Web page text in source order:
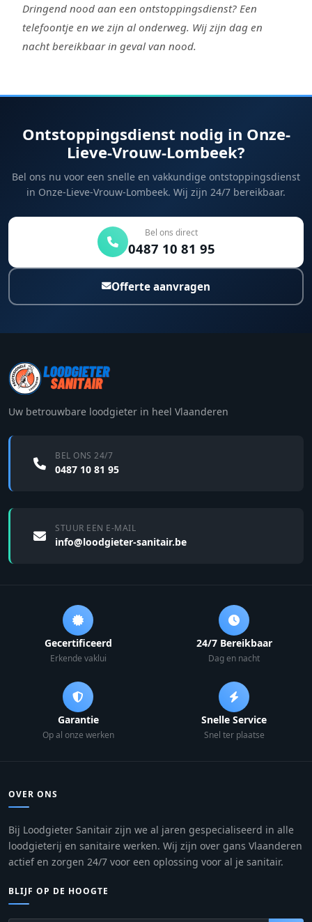
Dringend nood aan een ontstoppingsdienst? Een
telefoontje en we zijn al onderweg. Wij zijn dag en
nacht bereikbaar in geval van nood.
Ontstoppingsdienst nodig in Onze-
Lieve-Vrouw-Lombeek?
Bel ons nu voor een snelle en vakkundige ontstoppingsdienst
in Onze-Lieve-Vrouw-Lombeek. Wij zijn 24/7 bereikbaar.
Bel ons direct
0487 10 81 95
Offerte aanvragen
Uw betrouwbare loodgieter in heel Vlaanderen
BEL ONS 24/7
0487 10 81 95
STUUR EEN E-MAIL
info@loodgieter-sanitair.be
Gecertificeerd
Erkende vaklui
24/7 Bereikbaar
Dag en nacht
Garantie
Op al onze werken
Snelle Service
Snel ter plaatse
OVER ONS
Bij Loodgieter Sanitair zijn we al jaren gespecialiseerd in alle
loodgieterij en sanitaire werken. Wij zijn over gans Vlaanderen
actief en zorgen 24/7 voor een oplossing voor al je sanitair.
BLIJF OP DE HOOGTE